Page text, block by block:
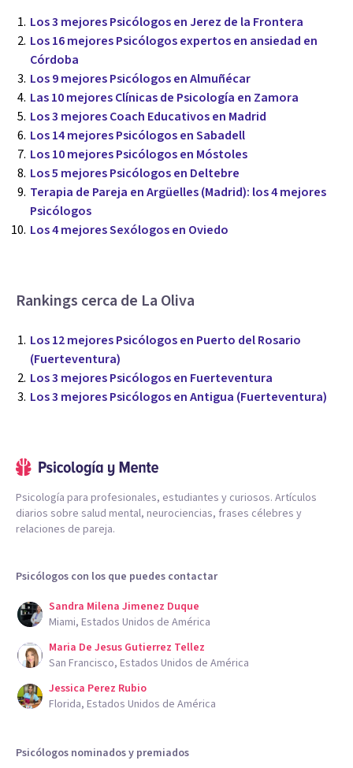
Los 3 mejores Psicólogos en Jerez de la Frontera
Los 16 mejores Psicólogos expertos en ansiedad en
Córdoba
Los 9 mejores Psicólogos en Almuñécar
Las 10 mejores Clínicas de Psicología en Zamora
Los 3 mejores Coach Educativos en Madrid
Los 14 mejores Psicólogos en Sabadell
Los 10 mejores Psicólogos en Móstoles
Los 5 mejores Psicólogos en Deltebre
Terapia de Pareja en Argüelles (Madrid): los 4 mejores
Psicólogos
Los 4 mejores Sexólogos en Oviedo
Rankings cerca de La Oliva
Los 12 mejores Psicólogos en Puerto del Rosario
(Fuerteventura)
Los 3 mejores Psicólogos en Fuerteventura
Los 3 mejores Psicólogos en Antigua (Fuerteventura)
Psicología para profesionales, estudiantes y curiosos. Artículos
diarios sobre salud mental, neurociencias, frases célebres y
relaciones de pareja.
Psicólogos con los que puedes contactar
Sandra Milena Jimenez Duque
Miami, Estados Unidos de América
Maria De Jesus Gutierrez Tellez
San Francisco, Estados Unidos de América
Jessica Perez Rubio
Florida, Estados Unidos de América
Psicólogos nominados y premiados